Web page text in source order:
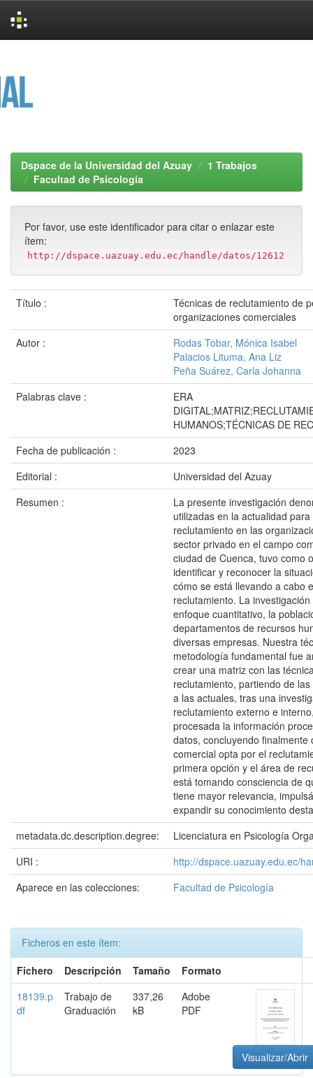
Dspace de la Universidad del Azuay
1 Trabajos
Facultad de Psicología
Por favor, use este identificador para citar o enlazar este
ítem:
http://dspace.uazuay.edu.ec/handle/datos/12612
Título :
Técnicas de reclutamiento de
organizaciones comerciales
Autor :
Rodas Tobar, Mónica Isabel
Palacios Lituma, Ana Liz
Peña Suárez, Carla Johanna
Palabras clave :
ERA
HUMANOS;TÉCNICAS DE
Fecha de publicación :
2023
Editorial :
Universidad del Azuay
Resumen :
La presente investigación
utilizadas en la actualidad
reclutamiento en las
sector privado en el campo
ciudad de Cuenca, tuvo como
identificar y reconocer la
cómo se está llevando a cabo
reclutamiento. La
enfoque cuantitativo, la
departamentos de recursos
diversas empresas. Nuestra
metodología fundamental fue
crear una matriz con las
reclutamiento, partiendo de
a las actuales, tras una
reclutamiento externo e
procesada la información
datos, concluyendo finalmente
comercial opta por el
primera opción y el área de
está tomando consciencia de
tiene mayor relevancia,
expandir su conocimiento
metadata.dc.description.degree:
Licenciatura en Psicología
URI :
http://dspace.uazuay.edu.ec/
Aparece en las colecciones:
Facultad de Psicología
Ficheros en este ítem:
Fichero
Descripción Tamaño
Formato
18139.p
df
Trabajo de
Graduación
337,26
kB
Adobe
PDF
Visualizar/Abrir